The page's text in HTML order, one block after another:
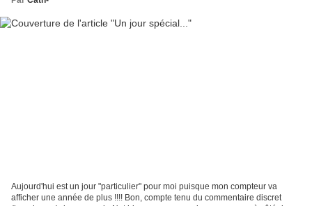
Aujourd'hui est un jour "particulier" pour moi puisque mon compteur va
afficher une année de plus !!!! Bon, compte tenu du commentaire discret